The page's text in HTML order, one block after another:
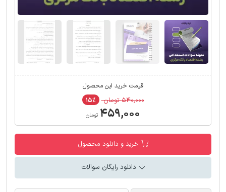
قیمت خرید این محصول
۵۴۰,۰۰۰ تومان ۱۵٪
۴۵۹,۰۰۰ تومان
خرید و دانلود محصول
دانلود رایگان سوالات